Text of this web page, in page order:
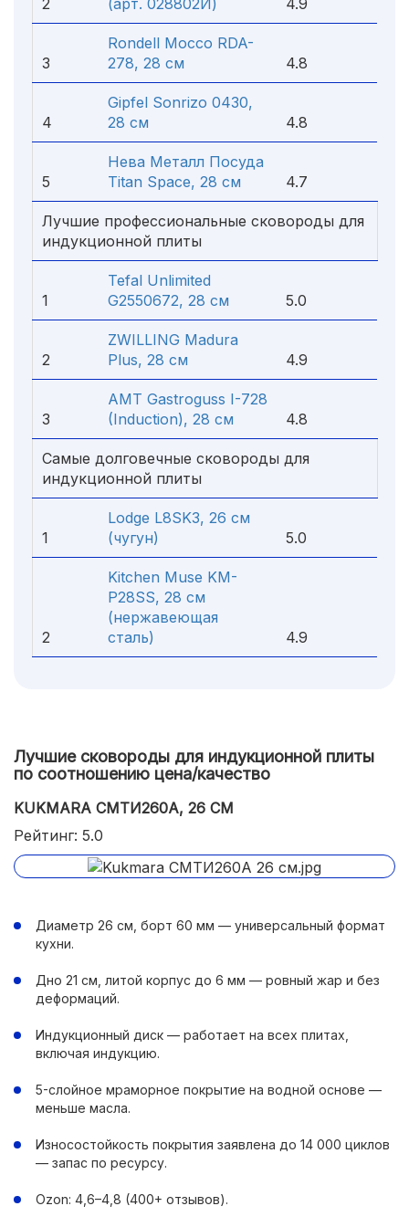
2 (арт. 028802И) 4.9
3
Rondell Mocco RDA-
278, 28 см
4.8
4
Gipfel Sonrizo 0430,
28 см
4.8
5
Нева Металл Посуда
Titan Space, 28 см
4.7
Лучшие профессиональные сковороды для
индукционной плиты
1
Tefal Unlimited
G2550672, 28 см
5.0
2
ZWILLING Madura
Plus, 28 см
4.9
3
AMT Gastroguss I-728
(Induction), 28 см
4.8
Самые долговечные сковороды для
индукционной плиты
1
Lodge L8SK3, 26 см
(чугун)
5.0
2
Kitchen Muse KM-
P28SS, 28 см
(нержавеющая
сталь)
4.9
Лучшие сковороды для индукционной плиты
по соотношению цена/качество
KUKMARA СМТИ260А, 26 СМ
Рейтинг: 5.0
Диаметр 26 см, борт 60 мм — универсальный формат
кухни.
Дно 21 см, литой корпус до 6 мм — ровный жар и без
деформаций.
Индукционный диск — работает на всех плитах,
включая индукцию.
5-слойное мраморное покрытие на водной основе —
меньше масла.
Износостойкость покрытия заявлена до 14 000 циклов
— запас по ресурсу.
Ozon: 4,6–4,8 (400+ отзывов).